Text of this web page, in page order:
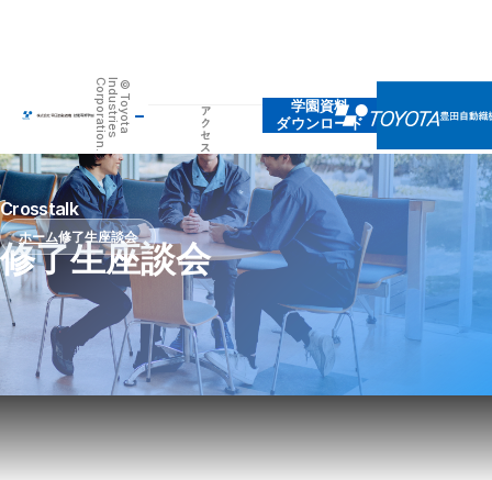
©
T
o
y
o
t
a
I
n
d
u
s
t
r
i
e
s
C
o
r
p
o
r
a
t
i
o
n
.
学園資料
ダウンロード
Crosstalk
修了生座談会
ホーム修了生座談会